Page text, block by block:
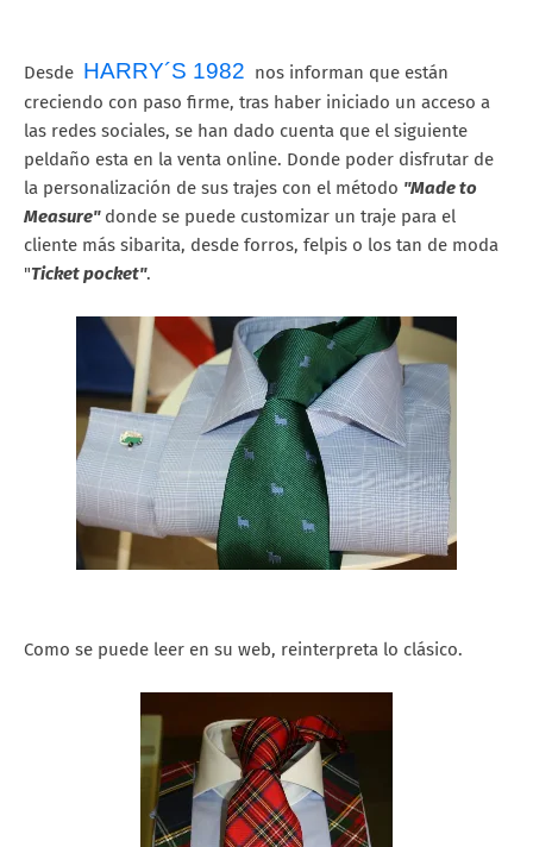
Desde HARRY´S 1982 nos informan que están
creciendo con paso firme, tras haber iniciado un acceso a
las redes sociales, se han dado cuenta que el siguiente
peldaño esta en la venta online. Donde poder disfrutar de
la personalización de sus trajes con el método "Made to
Measure"donde se puede customizar un traje para el
cliente más sibarita, desde forros, felpis o los tan de moda
"Ticket pocket".
Como se puede leer en su web, reinterpreta lo clásico.